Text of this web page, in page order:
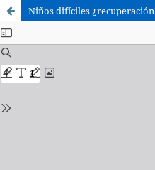
Niños difíciles